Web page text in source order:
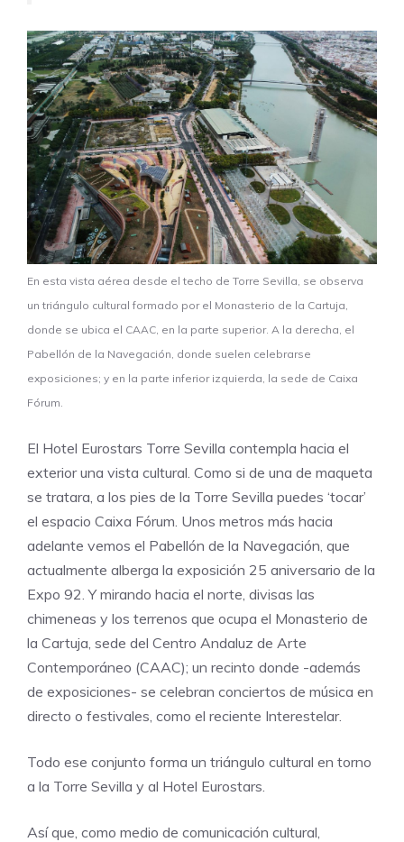
En esta vista aérea desde el techo de Torre Sevilla, se observa
un triángulo cultural formado por el Monasterio de la Cartuja,
donde se ubica el CAAC, en la parte superior. A la derecha, el
Pabellón de la Navegación, donde suelen celebrarse
exposiciones; y en la parte inferior izquierda, la sede de Caixa
Fórum.
El Hotel Eurostars Torre Sevilla contempla hacia el
exterior una vista cultural. Como si de una de maqueta
se tratara, a los pies de la Torre Sevilla puedes ‘tocar’
el espacio Caixa Fórum . Unos metros más hacia
adelante vemos el Pabellón de la Navegación, que
actualmente alberga la exposición 25 aniversario de la
Expo 92 . Y mirando hacia el norte, divisas las
chimeneas y los terrenos que ocupa el Monasterio de
la Cartuja, sede del Centro Andaluz de Arte
Contemporáneo (CAAC); un recinto donde -además
de exposiciones- se celebran conciertos de música en
directo o festivales, como el reciente Interestelar.
Todo ese conjunto forma un triángulo cultural en torno
a la Torre Sevilla y al Hotel Eurostars.
Así que, como medio de comunicación cultural,